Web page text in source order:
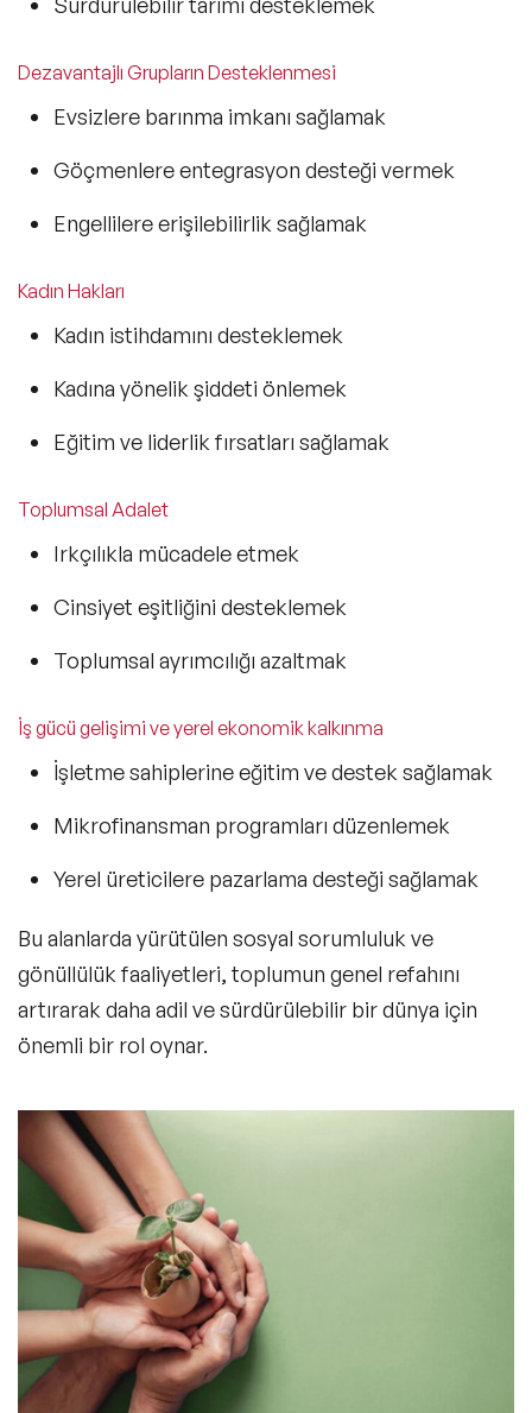
Dezavantajlı Grupların Desteklenmesi
Evsizlere barınma imkanı sağlamak
Göçmenlere entegrasyon desteği vermek
Engellilere erişilebilirlik sağlamak
Kadın Hakları
Kadın istihdamını desteklemek
Kadına yönelik şiddeti önlemek
Eğitim ve liderlik fırsatları sağlamak
Toplumsal Adalet
Irkçılıkla mücadele etmek
Cinsiyet eşitliğini desteklemek
Toplumsal ayrımcılığı azaltmak
İş gücü gelişimi ve yerel ekonomik kalkınma
İşletme sahiplerine eğitim ve destek sağlamak
Mikrofinansman programları düzenlemek
Yerel üreticilere pazarlama desteği sağlamak
Bu alanlarda yürütülen sosyal sorumluluk ve
gönüllülük faaliyetleri, toplumun genel refahını
artırarak daha adil ve sürdürülebilir bir dünya için
önemli bir rol oynar.